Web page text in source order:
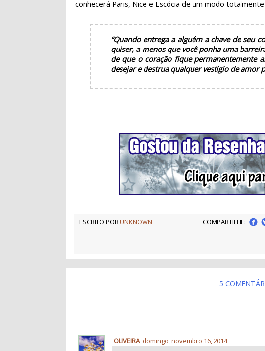
conhecerá Paris, Nice e Escócia de um modo totalmente
“Quando entrega a alguém a chave de seu
quiser, a menos que você ponha uma
de que o coração fique permanentemente
desejar e destrua qualquer vestígio de amor
ESCRITO PORUNKNOWN COMPARTILHE:
5
OLIVEIRA domingo, novembro 16, 2014